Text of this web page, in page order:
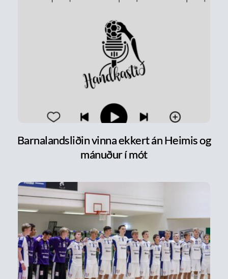
Barnalandsliðin vinna ekkert án Heimis og
mánuður í mót